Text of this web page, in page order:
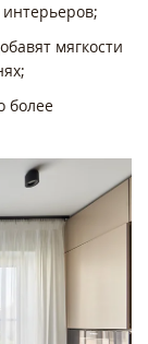
мягкости
более